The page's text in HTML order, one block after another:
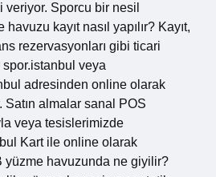
Sporcu bir nesil
kayıt nasıl yapılır? Kayıt,
rezervasyonları gibi ticari
veya
adresinden online olarak
almalar sanal POS
veya tesislerimizde
Kart ile online olarak
yüzme havuzunda ne giyilir?